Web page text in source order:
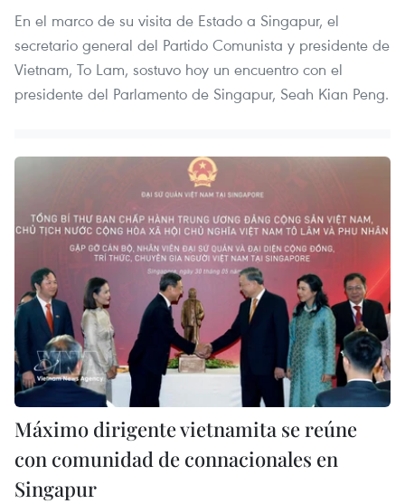
En el marco de su visita de Estado a Singapur, el
secretario general del Partido Comunista y presidente de
Vietnam, To Lam, sostuvo hoy un encuentro con el
presidente del Parlamento de Singapur, Seah Kian Peng.
Máximo dirigente vietnamita se reúne
con comunidad de connacionales en
Singapur